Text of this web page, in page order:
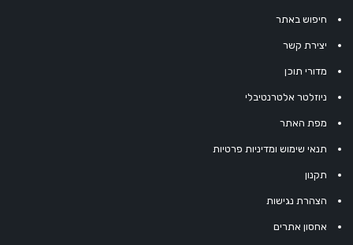
חיפוש באתר
יצירת קשר
מדורי תוכן
ניוזלטר אלטרנטיבלי
מפת האתר
תנאי שימוש ומדיניות פרטיות
תקנון
הצהרת נגישות
אחסון אתרים